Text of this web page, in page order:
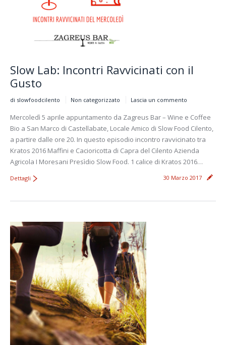
Slow Lab: Incontri Ravvicinati con il
Gusto
di slowfoodcilento Non categorizzato Lascia un commento
Mercoledì 5 aprile appuntamento da Zagreus Bar – Wine e Coffee
Bio a San Marco di Castellabate, Locale Amico di Slow Food Cilento,
a partire dalle ore 20. In questo episodio incontro ravvicinato tra
Kratos 2016 Maffini e Cacioricotta di Capra del Cilento Azienda
Agricola I Moresani Presìdio Slow Food. 1 calice di Kratos 2016…
30 Marzo 2017
Dettagli